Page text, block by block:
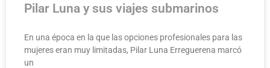
Pilar Luna y sus viajes submarinos
En una época en la que las opciones profesionales para las
mujeres eran muy limitadas, Pilar Luna Erreguerena marcó
un